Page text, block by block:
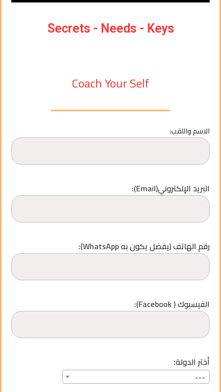
Secrets - Needs - Keys
Coach Your Self
الاسم واللقب:
البريد الإلكتروني(Email):
رقم الهاتف (يفضل يكون به WhatsApp):
الفيسبوك ( Facebook):
أختر الدولة:
---